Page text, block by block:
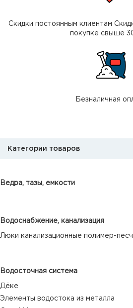
Скидки постоянным клиентам
покупке свыше
Безналичная
Категории товаров
Ведра, тазы, емкости
Водоснабжение, канализация
Люки канализационные полимер-
Водосточная система
Дёке
Элементы водостока из металла